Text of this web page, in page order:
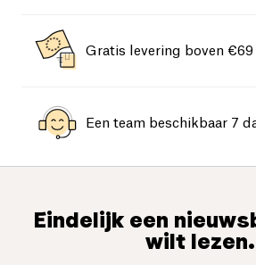
Gratis levering boven €69
Een team beschikbaar 7
Eindelijk een
wilt lezen.